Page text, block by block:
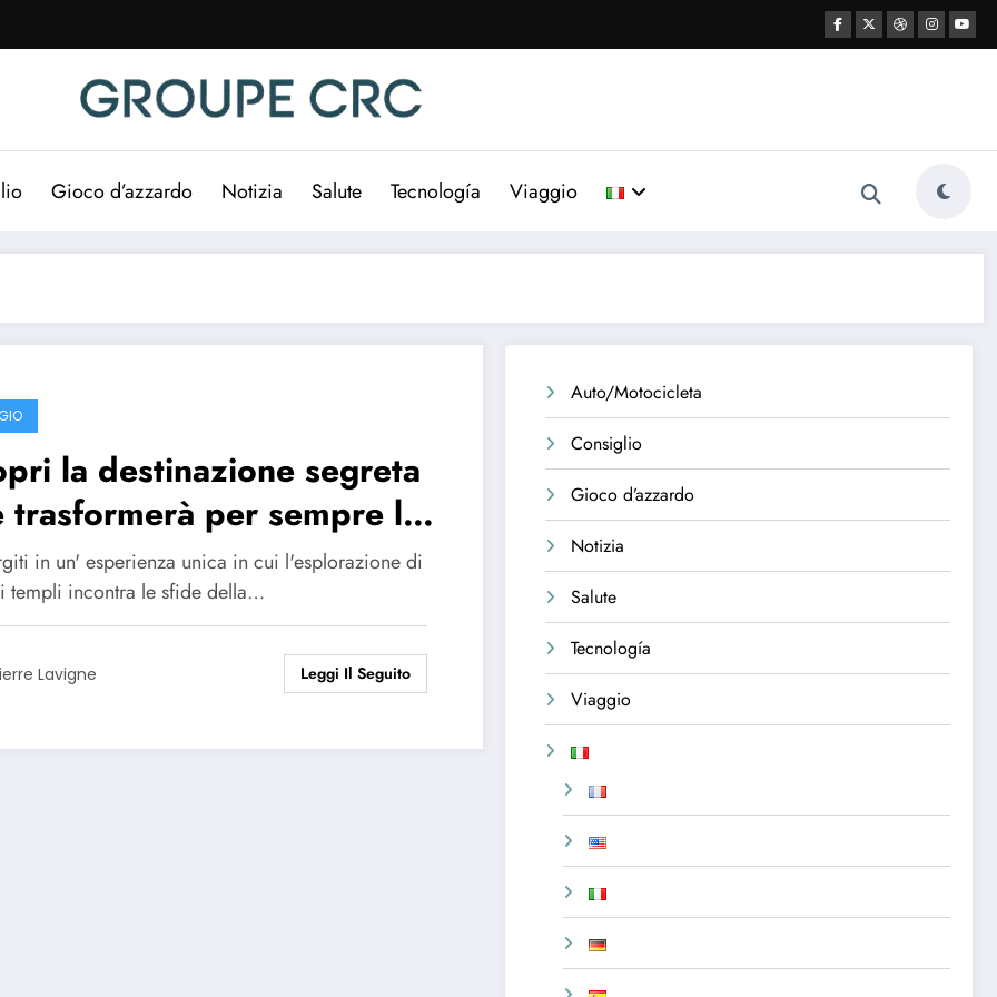
Gioco d’azzardo Notizia Salute Tecnología Viaggio
la destinazione segreta
trasformerà per sempre la
in un' esperienza unica in cui l'esplorazione di
templi incontra le sfide della…
Lavigne Leggi Il Seguito
Auto/Motocicleta
Consiglio
Gioco d’azzardo
Notizia
Salute
Tecnología
Viaggio